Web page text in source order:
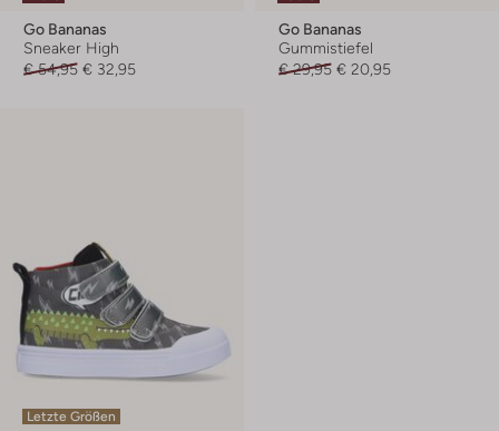
Go Bananas
Sneaker High
€ 54,95 € 32,95
Go Bananas
Gummistiefel
€ 29,95 € 20,95
Letzte Größen